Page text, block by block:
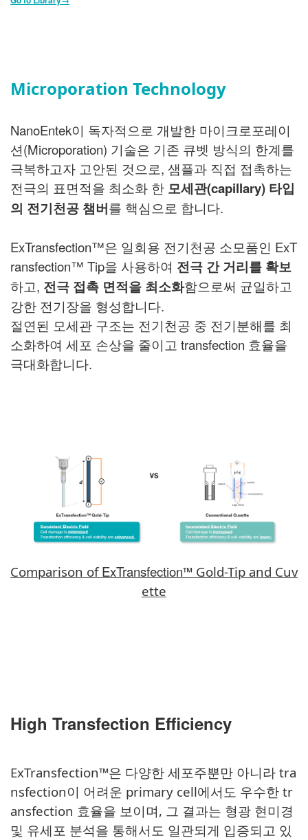
Microporation Technology
NanoEntek이 독자적으로 개발한 마이크로포레이
션(Microporation) 기술은 기존 큐벳 방식의 한계를
극복하고자 고안된 것으로, 샘플과 직접 접촉하는
전극의 표면적을 최소화 한 모세관(capillary) 타입
의 전기천공 챔버를 핵심으로 합니다.
ExTransfection™은 일회용 전기천공 소모품인 ExT
ransfection™ Tip을 사용하여 전극 간 거리를 확보
하고, 전극 접촉 면적을 최소화함으로써 균일하고
강한 전기장을 형성합니다.
절연된 모세관 구조는 전기천공 중 전기분해를 최
소화하여 세포 손상을 줄이고 transfection 효율을
극대화합니다.
Comparison of ExTransfection™ Gold-Tip and Cuv
ette
High Transfection Efficiency
ExTransfection™은 다양한 세포주뿐만 아니라 tra
nsfection이 어려운 primary cell에서도 우수한 tr
ansfection 효율을 보이며, 그 결과는 형광 현미경
및 유세포 분석을 통해서도 일관되게 입증되고 있